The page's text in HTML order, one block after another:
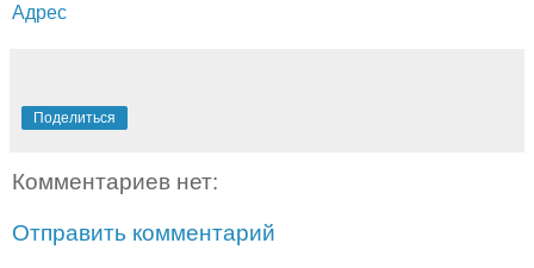
Адрес
Поделиться
Комментариев нет:
Отправить комментарий